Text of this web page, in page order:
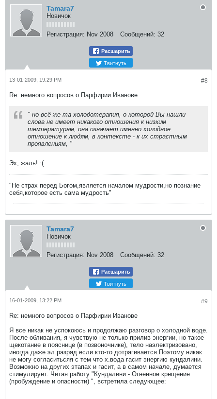
Tamara7
Новичок
Регистрация: Nov 2008 Сообщений: 32
Расшарить
Твитнуть
#8
13-01-2009, 19:29 PM
Re: немного вопросов о Парфирии Иванове
" но всё же та холодотерапия, о которой Вы нашли
слова не имеет никакого отношения к низким
температурам, она означает именно холодное
отношение к людям, в контексте - к их страстным
проявлениям, "
Эх, жаль! :(
"Не страх перед Богом,является началом мудрости,но познание
себя,которое есть сама мудрость"
Tamara7
Новичок
Регистрация: Nov 2008 Сообщений: 32
Расшарить
Твитнуть
#9
16-01-2009, 13:22 PM
Re: немного вопросов о Парфирии Иванове
Я все никак не успокоюсь и продолжаю разговор о холодной воде.
После обливания, я чувствую не только прилив энергии, но такое
щекотание в пояснице (в позвоночнике), тело наэлектризовано,
иногда даже эл.разряд если кто-то дотрагивается.Поэтому никак
не могу согласитьсяя с тем что х.вода гасит энергию кундалини.
Возможно на других этапах и гасит, а в самом начале, думается
стимулирует. Читая работу "Кундалини - Огненное крещение
(пробуждение и опасности) ", встретила следующее: